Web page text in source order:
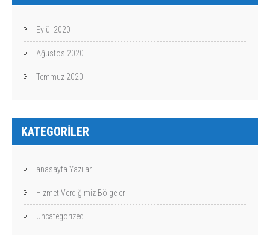
Eylül 2020
Ağustos 2020
Temmuz 2020
KATEGORILER
anasayfa Yazılar
Hizmet Verdiğimiz Bölgeler
Uncategorized